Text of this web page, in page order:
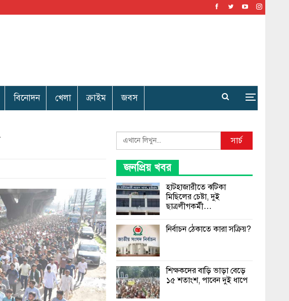
বিনোদন খেলা ক্রাইম জবস
Search সার্চ
জনপ্রিয় খবর
হাটহাজারীতে ঝটিকা
মিছিলের চেষ্টা, দুই
ছাত্রলীগকর্মী…
নির্বাচন ঠেকাতে কারা সক্রিয়?
শিক্ষকদের বাড়ি ভাড়া বেড়ে
১৫ শতাংশ, পাবেন দুই ধাপে